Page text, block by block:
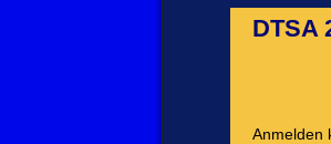
DTSA
Anmelden